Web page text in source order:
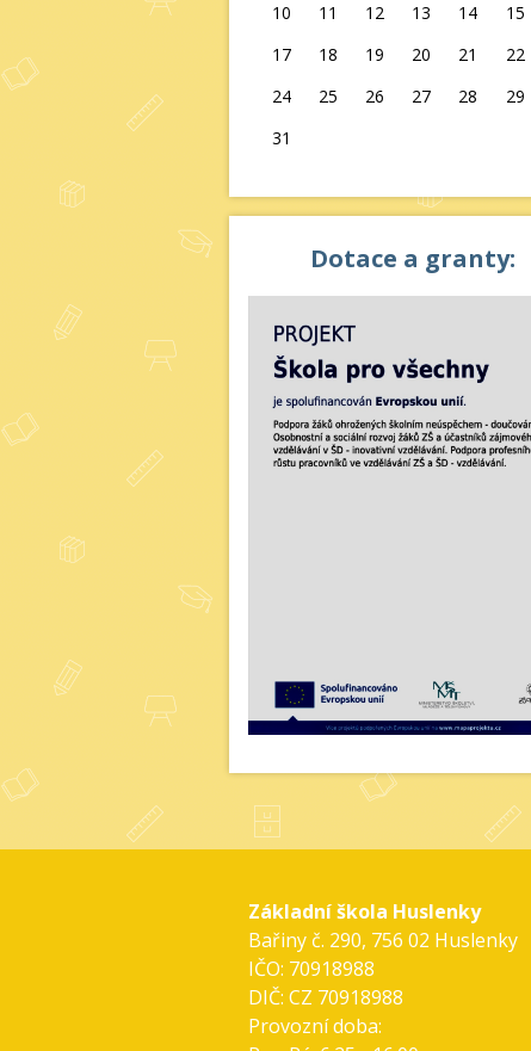
10
11 12 13 14 15
17
18 19 20 21 22
24
25 26 27 28 29
31
Dotace a granty:
Základní škola Huslenky
Bařiny č. 290, 756 02 Huslenky
IČO: 70918988
DIČ: CZ 70918988
Provozní doba: